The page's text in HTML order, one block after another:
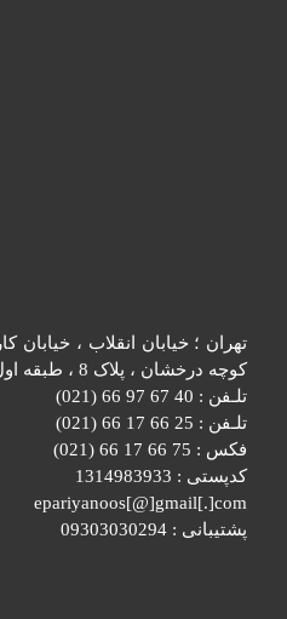
تهران ؛ خیابان انقلاب ، خیابان
کوچه درخشان ، پلاک 8 ، طبقه اول.
تلـفن : 40 67 97 66 (021)
تلـفن : 25 66 17 66 (021)
فکس : 75 66 17 66 (021)
کدپستی : 1314983933
epariyanoos[@]gmail[.]com
پشتیبانی : 09303030294